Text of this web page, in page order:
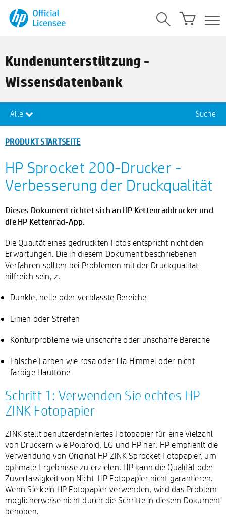
Kundenunterstützung -
Wissensdatenbank
Alle Suche
PRODUKT STARTSEITE
HP Sprocket 200-Drucker -
Verbesserung der Druckqualität
Dieses Dokument richtet sich an HP Kettenraddrucker und
die HP Kettenrad-App.
Die Qualität eines gedruckten Fotos entspricht nicht den
Erwartungen. Die in diesem Dokument beschriebenen
Verfahren sollten bei Problemen mit der Druckqualität
hilfreich sein, z.
Dunkle, helle oder verblasste Bereiche
Linien oder Streifen
Konturprobleme wie unscharfe oder unscharfe Bereiche
Falsche Farben wie rosa oder lila Himmel oder nicht
farbige Hauttöne
Schritt 1: Verwenden Sie echtes HP
ZINK Fotopapier
ZINK stellt benutzerdefiniertes Fotopapier für eine Vielzahl
von Druckern wie Polaroid, LG und HP her. HP empfiehlt die
Verwendung von Original HP ZINK Sprocket Fotopapier, um
optimale Ergebnisse zu erzielen. HP kann die Qualität oder
Zuverlässigkeit von Nicht-HP Fotopapier nicht garantieren.
Wenn Sie kein HP Fotopapier verwenden, wird das Problem
möglicherweise nicht durch die Schritte in diesem Dokument
behoben.